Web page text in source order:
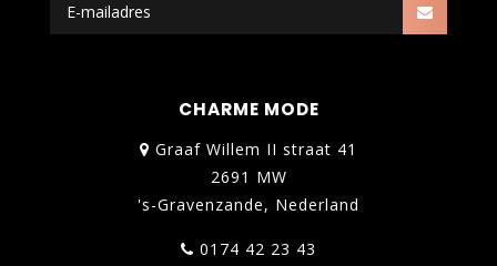
CHARME MODE
Graaf Willem II straat 41
2691 MW
's-Gravenzande, Nederland
0174 42 23 43